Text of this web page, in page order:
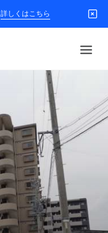
詳しくはこちら